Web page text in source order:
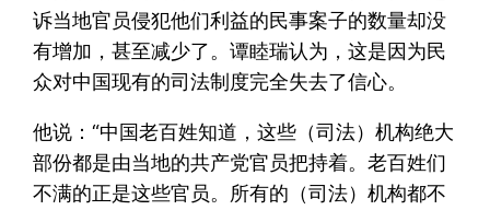
诉当地官员侵犯他们利益的民事案子的数量却没
有增加，甚至减少了。谭睦瑞认为，这是因为民
众对中国现有的司法制度完全失去了信心。
他说：“中国老百姓知道，这些（司法）机构绝大
部份都是由当地的共产党官员把持着。老百姓们
不满的正是这些官员。所有的（司法）机构都不